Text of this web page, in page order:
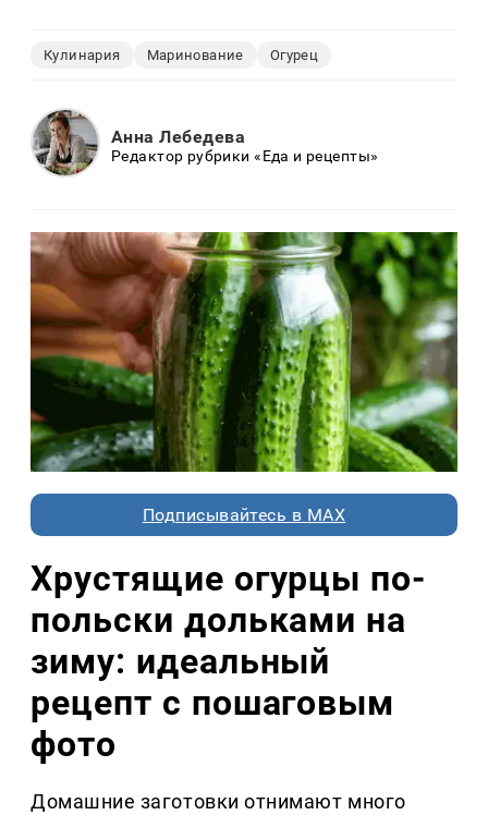
Кулинария Маринование Огурец
Анна Лебедева
Редактор рубрики «Еда и рецепты»
Подписывайтесь в MAX
Хрустящие огурцы по-
польски дольками на
зиму: идеальный
рецепт с пошаговым
фото
Домашние заготовки отнимают много